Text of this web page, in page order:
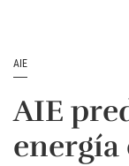
AIE
AIE
energía